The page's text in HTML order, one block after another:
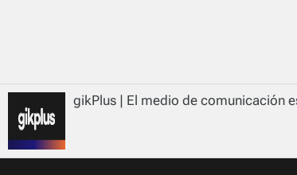
gikPlus | El medio de comunicación